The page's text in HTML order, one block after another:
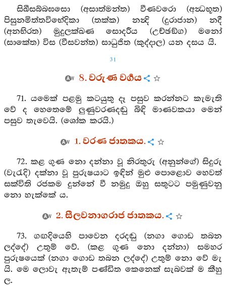
සිඛීසබ්බඝසො (අසාත්මන්ත) වීණවරො (අන්‍ධභූත)
පිසුනමිත්තවිභේදිකා (තක්ක) නන්‍දි (දුරාජාන) නදී
(අනභිරත) මුදුලක්ඛණ සොදරීය (උච්ඡඞ්ග) මනෝ
(සාකේත) විස (වීසවන්ත) සාධුජිත (කුද්දාල) යන දසය යි.
31
8. වරුණ වර්‍ගය
71. යමෙක් පළමු කටයුතු දෑ පසුව කරන්නට කැමැති
වේ ද හෙතෙමේ ලුණුවරණදඬු බිඳි මාණවකයා මෙන්
පසුව තැවෙයි. (ශෝක කරයි.)
1. වරණ ජාතකය.
72. කළ ගුණ නො දන්නා වූ නිරතුරු (අනුන්ගේ) සිදුරු
(වැරැදි) දක්නා වූ පුරුෂයාට ඉඳින් මුළු පොළොව හෙවත්
සක්විති රජකම දුන්නේ වී නමුදු ඔහු සතුටට පමුණුවනු
නො හැක්කේ ය.
2. සීලවනාගරාජ ජාතකය.
73. ගඟදියෙහි පාවෙන දරදඬු (නගා ගොඩ තබන
ලද්දේ) උතුම් වේ. (කළ ගුණ නො දන්නා) සමහර
පුරුෂයෙක් (නගා ගොඩ තබන ලද්දේ) උතුම් නො වේ මැ
යි. මෙ ලොවැ ඇතැම් පණ්ඩිත කෙනෙක් සැබවක් ම කීහු
ල.